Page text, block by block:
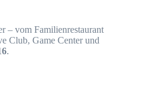
– vom Familienrestaurant
Club, Game Center und
.